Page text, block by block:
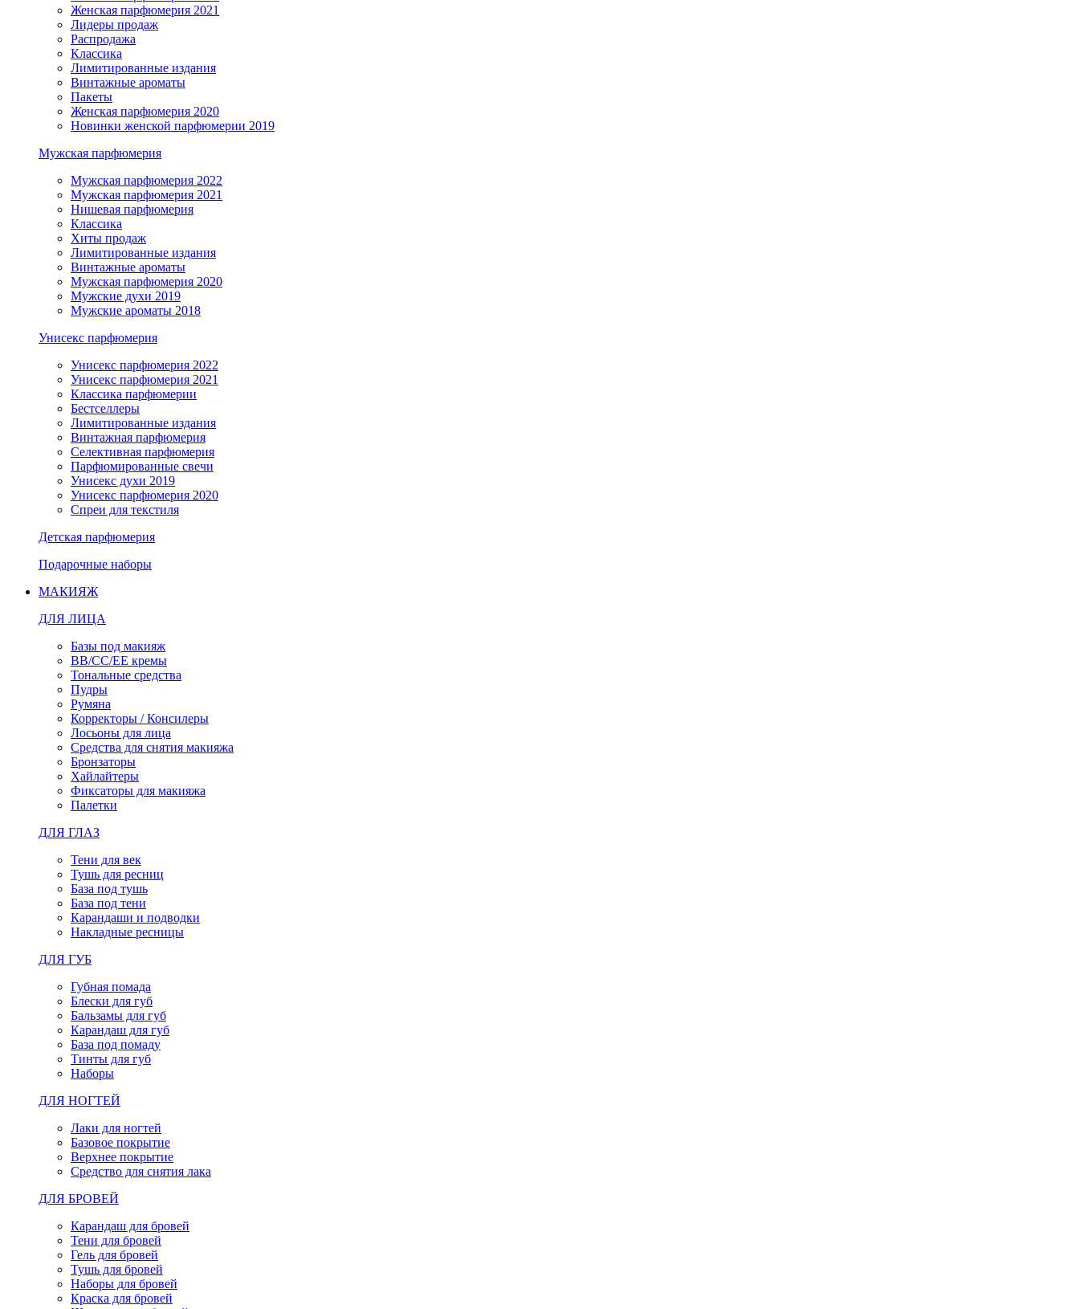
Женская парфюмерия 2021
Лидеры продаж
Распродажа
Классика
Лимитированные издания
Винтажные ароматы
Пакеты
Женская парфюмерия 2020
Новинки женской парфюмерии 2019
Мужская парфюмерия
Мужская парфюмерия 2022
Мужская парфюмерия 2021
Нишевая парфюмерия
Классика
Хиты продаж
Лимитированные издания
Винтажные ароматы
Мужская парфюмерия 2020
Мужские духи 2019
Мужские ароматы 2018
Унисекс парфюмерия
Унисекс парфюмерия 2022
Унисекс парфюмерия 2021
Классика парфюмерии
Бестселлеры
Лимитированные издания
Винтажная парфюмерия
Селективная парфюмерия
Парфюмированные свечи
Унисекс духи 2019
Унисекс парфюмерия 2020
Спреи для текстиля
Детская парфюмерия
Подарочные наборы
МАКИЯЖ
ДЛЯ ЛИЦА
Базы под макияж
BB/CC/EE кремы
Тональные средства
Пудры
Румяна
Корректоры / Консилеры
Лосьоны для лица
Средства для снятия макияжа
Бронзаторы
Хайлайтеры
Фиксаторы для макияжа
Палетки
ДЛЯ ГЛАЗ
Тени для век
Тушь для ресниц
База под тушь
База под тени
Карандаши и подводки
Накладные ресницы
ДЛЯ ГУБ
Губная помада
Блески для губ
Бальзамы для губ
Карандаш для губ
База под помаду
Тинты для губ
Наборы
ДЛЯ НОГТЕЙ
Лаки для ногтей
Базовое покрытие
Верхнее покрытие
Средство для снятия лака
ДЛЯ БРОВЕЙ
Карандаш для бровей
Тени для бровей
Гель для бровей
Тушь для бровей
Наборы для бровей
Краска для бровей